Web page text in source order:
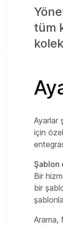
tüm
Ayarlar
için
Şablon
Bir
bir
Arama,